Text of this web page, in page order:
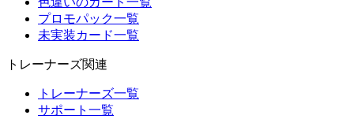
プロモパック一覧
未実装カード一覧
トレーナーズ関連
トレーナーズ一覧
サポート一覧